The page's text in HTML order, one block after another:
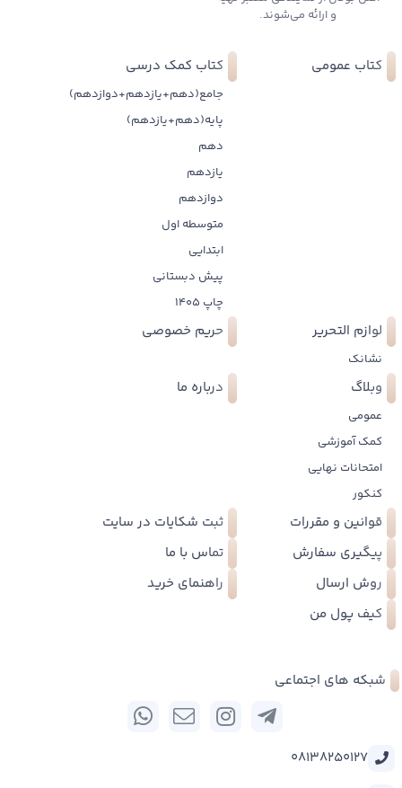
و ارائه می‌شوند.
کتاب عمومی کتاب کمک درسی
جامع(دهم+یازدهم+دوازدهم)
پایه(دهم+یازدهم)
دهم
یازدهم
دوازدهم
متوسطه اول
ابتدایی
پیش دبستانی
چاپ 1405
لوازم التحریر
نشانک
حریم خصوصی
وبلاگ
عمومی
کمک آموزشی
امتحانات نهایی
کنکور
درباره ما
قوانین و مقررات
ثبت شکایات در سایت
پیگیری سفارش
تماس با ما
روش ارسال
راهنمای خرید
کیف پول من
شبکه های اجتماعی
08138250127